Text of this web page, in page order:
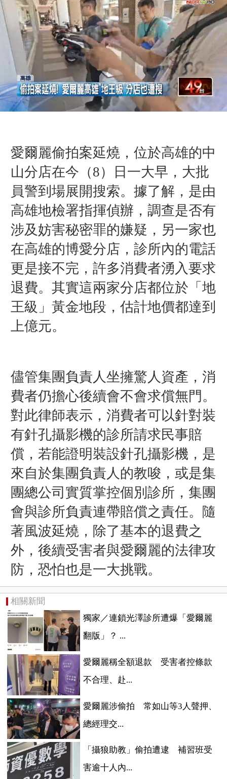
愛爾麗偷拍案延燒，位於高雄的中
山分店在今（8）日一大早，大批
員警到場展開搜索。據了解，是由
高雄地檢署指揮偵辦，調查是否有
涉及妨害秘密罪的嫌疑，另一家也
在高雄的博愛分店，診所內的電話
更是接不完，許多消費者湧入要求
退費。其實這兩家分店都位於「地
王級」黃金地段，估計地價都達到
上億元。
儘管集團負責人坐擁驚人資產，消
費者仍擔心後續會不會求償無門。
對此律師表示，消費者可以針對裝
有針孔攝影機的診所請求民事賠
償，若能證明裝設針孔攝影機，是
來自於集團負責人的教唆，或是集
團總公司實質掌控個別診所，集團
會與診所負責連帶賠償之責任。隨
著風波延燒，除了基本的退費之
外，後續受害者與愛爾麗的法律攻
防，恐怕也是一大挑戰。
相關新聞
獨家／連鎖光澤診所遭爆「愛爾麗
翻版」？ ...
愛爾麗稱全額退款 受害者控條款
不合理、赴...
愛爾麗涉偷拍 常如山等3人聲押、
總經理交...
「攝狼助教」偷拍遭逮 補習班受
害逾十人內...